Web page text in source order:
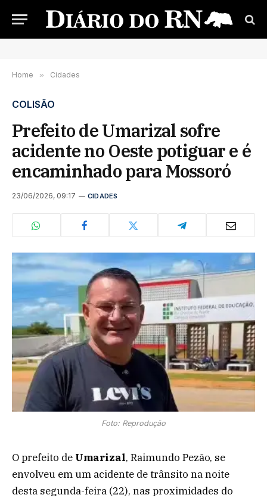
Home » Cidades
COLISÃO
Prefeito de Umarizal sofre
acidente no Oeste potiguar e é
encaminhado para Mossoró
23/06/2026, 09:17 CIDADES
Foto: Reprodução
O prefeito de Umarizal, Raimundo Pezão, se
envolveu em um acidente de trânsito na noite
desta segunda-feira (22), nas proximidades do